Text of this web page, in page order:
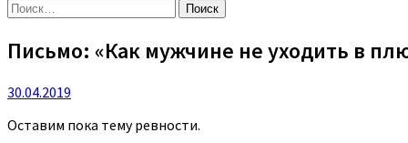
Найти:
Письмо: «Как мужчине не уходить в
30.04.2019
Оставим пока тему ревности.